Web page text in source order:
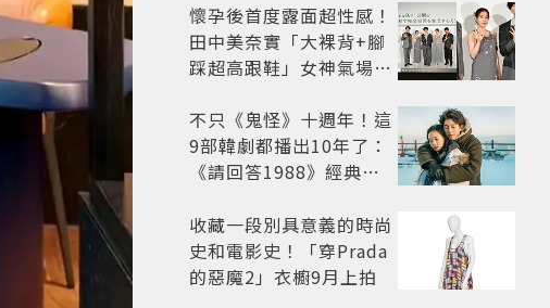
懷孕後首度露面超性感！
田中美奈實「大裸背+腳
踩超高跟鞋」女神氣場全
不只《鬼怪》十週年！這
9部韓劇都播出10年了：
《請回答1988》經典不
收藏一段別具意義的時尚
史和電影史！「穿Prada
的惡魔2」衣櫥9月上拍